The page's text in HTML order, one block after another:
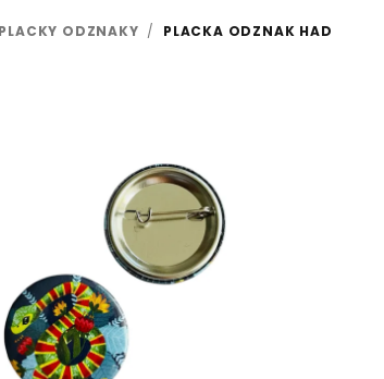
PLACKY ODZNAKY / PLACKA ODZNAK HAD